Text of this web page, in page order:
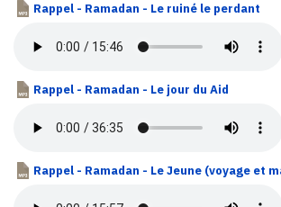
Rappel - Ramadan - Le ruiné le perdant
Rappel - Ramadan - Le jour du Aid
Rappel - Ramadan - Le Jeune (voyage et